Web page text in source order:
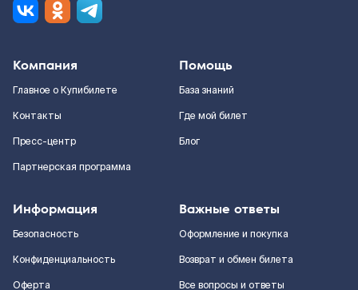
Компания
Главное о Купибилете
Контакты
Пресс-центр
Партнерская программа
Помощь
База знаний
Где мой билет
Блог
Информация
Безопасность
Конфиденциальность
Оферта
Важные ответы
Оформление и покупка
Возврат и обмен билета
Все вопросы и ответы